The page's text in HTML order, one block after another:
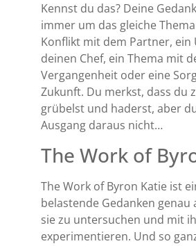
Kennst du das? Deine
immer um das gleiche
Konflikt mit dem Partner, ein
deinen Chef, ein Thema mit
Vergangenheit oder eine
Zukunft. Du merkst, dass du
grübelst und haderst, aber
Ausgang daraus nicht…
The Work of
The Work of Byron Katie ist
belastende Gedanken genau
sie zu untersuchen und mit
experimentieren. Und so